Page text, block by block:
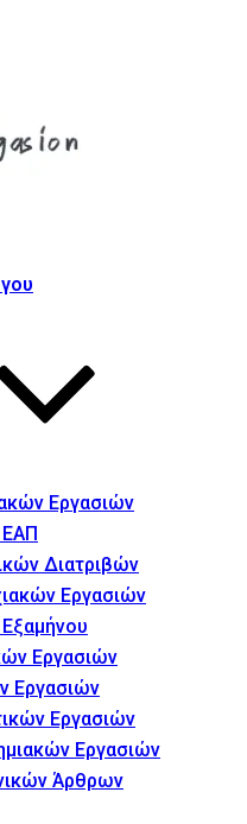
Εργασιών
ΕΑΠ
Διατριβών
Εργασιών
Εργασιών
Εργασιών
Εργασιών
Εργασιών
Άρθρων